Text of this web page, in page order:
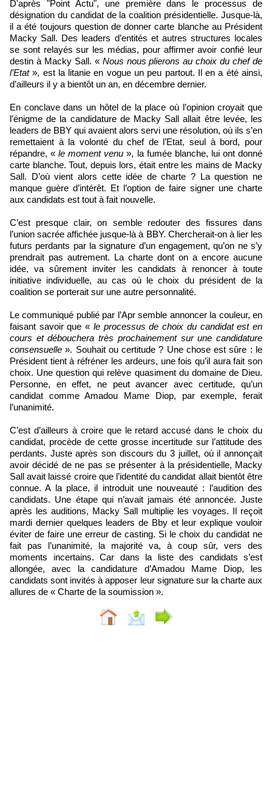
D'après "Point Actu", une première dans le processus de
désignation du candidat de la coalition présidentielle. Jusque-là,
il a été toujours question de donner carte blanche au Président
Macky Sall. Des leaders d’entités et autres structures locales
se sont relayés sur les médias, pour affirmer avoir confié leur
destin à Macky Sall. « Nous nous plierons au choix du chef de
l’Etat», est la litanie en vogue un peu partout. Il en a été ainsi,
d’ailleurs il y a bientôt un an, en décembre dernier.
En conclave dans un hôtel de la place où l’opinion croyait que
l’énigme de la candidature de Macky Sall allait être levée, les
leaders de BBY qui avaient alors servi une résolution, où ils s’en
remettaient à la volonté du chef de l’Etat, seul à bord, pour
répandre, «le moment venu », la fumée blanche, lui ont donné
carte blanche. Tout, depuis lors, était entre les mains de Macky
Sall. D’où vient alors cette idée de charte ? La question ne
manque guère d’intérêt. Et l’option de faire signer une charte
aux candidats est tout à fait nouvelle.
C’est presque clair, on semble redouter des fissures dans
l’union sacrée affichée jusque-là à BBY. Chercherait-on à lier les
futurs perdants par la signature d’un engagement, qu’on ne s’y
prendrait pas autrement. La charte dont on a encore aucune
idée, va sûrement inviter les candidats à renoncer à toute
initiative individuelle, au cas où le choix du président de la
coalition se porterait sur une autre personnalité.
Le communiqué publié par l’Apr semble annoncer la couleur, en
faisant savoir que « le processus de choix du candidat est en
cours et débouchera très prochainement sur une candidature
consensuelle». Souhait ou certitude ? Une chose est sûre : le
Président tient à réfréner les ardeurs, une fois qu’il aura fait son
choix. Une question qui relève quasiment du domaine de Dieu.
Personne, en effet, ne peut avancer avec certitude, qu’un
candidat comme Amadou Mame Diop, par exemple, ferait
l’unanimité.
C’est d’ailleurs à croire que le retard accusé dans le choix du
candidat, procède de cette grosse incertitude sur l’attitude des
perdants. Juste après son discours du 3 juillet, où il annonçait
avoir décidé de ne pas se présenter à la présidentielle, Macky
Sall avait laissé croire que l’identité du candidat allait bientôt être
connue. A la place, il introduit une nouveauté : l’audition des
candidats. Une étape qui n’avait jamais été annoncée. Juste
après les auditions, Macky Sall multiplie les voyages. Il reçoit
mardi dernier quelques leaders de Bby et leur explique vouloir
éviter de faire une erreur de casting. Si le choix du candidat ne
fait pas l’unanimité, la majorité va, à coup sûr, vers des
moments incertains. Car dans la liste des candidats s’est
allongée, avec la candidature d’Amadou Mame Diop, les
candidats sont invités à apposer leur signature sur la charte aux
allures de « Charte de la soumission ».